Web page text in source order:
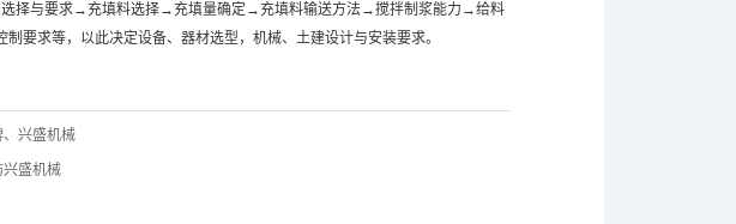
选择与要求→充填料选择→充填量确定→充填料输送方法→搅拌制浆能力→给料
要求等，以此决定设备、器材选型，机械、土建设计与安装要求。
兴盛机械
兴盛机械